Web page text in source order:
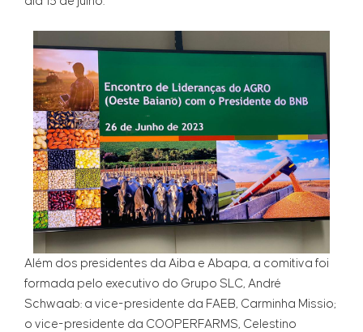
Além dos presidentes da Aiba e Abapa, a comitiva foi
formada pelo executivo do Grupo SLC, André
Schwaab: a vice-presidente da FAEB, Carminha Missio;
o vice-presidente da COOPERFARMS, Celestino